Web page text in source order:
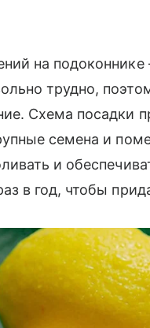
на
трудно,
Схема посадки
семена и
и
в год, чтобы